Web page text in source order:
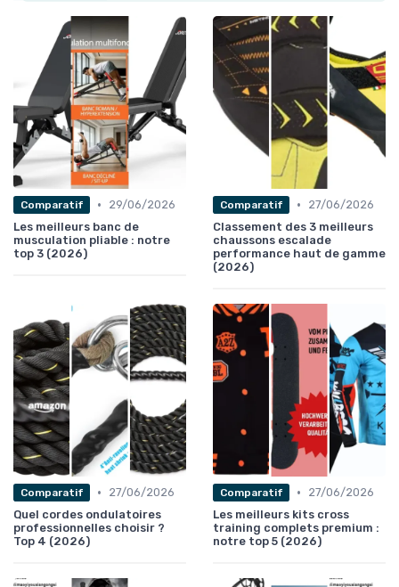
Comparatif •
29/06/2026
Les meilleurs banc de
musculation pliable : notre
top 3 (2026)
Comparatif •
27/06/2026
Classement des 3 meilleurs
chaussons escalade
performance haut de gamme
(2026)
Comparatif •
27/06/2026
Quel cordes ondulatoires
professionnelles choisir ?
Top 4 (2026)
Comparatif •
27/06/2026
Les meilleurs kits cross
training complets premium :
notre top 5 (2026)